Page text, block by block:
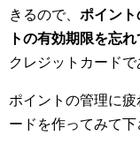
きるので、 ポイント
トの有効期限を忘
クレジットカードで
ポイントの管理に
ードを作ってみて下